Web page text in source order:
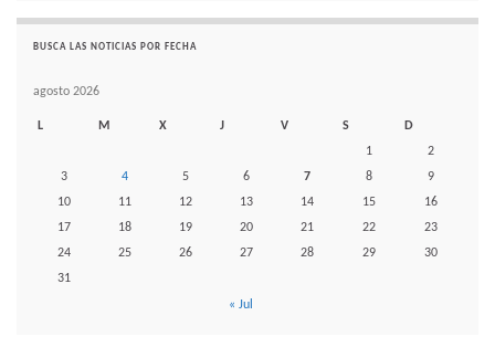
BUSCA LAS NOTICIAS POR FECHA
agosto 2026
L M X J V S
D
1
2
3
4 5 6 7 8
9
10
11 12 13 14 15
16
17
18 19 20 21 22
23
24
25 26 27 28 29
30
31
« Jul